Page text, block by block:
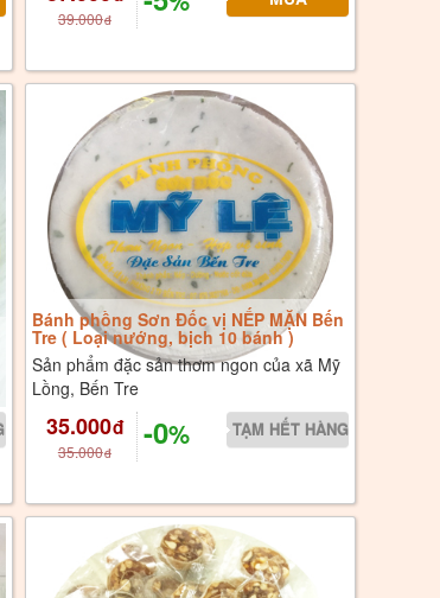
39.000đ
Bánh phồng Sơn Đốc vị NẾP MẶN Bến
Tre ( Loại nướng, bịch 10 bánh )
Sản phẩm đặc sản thơm ngon của xã Mỹ
Lồng, Bến Tre
35.000đ
35.000đ
-0%